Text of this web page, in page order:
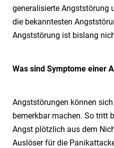
generalisierte Angststörung
die bekanntesten
Angststörung ist bislang
Was sind Symptome einer
Angststörungen können
bemerkbar machen. So tritt
Angst plötzlich aus dem
Auslöser für die